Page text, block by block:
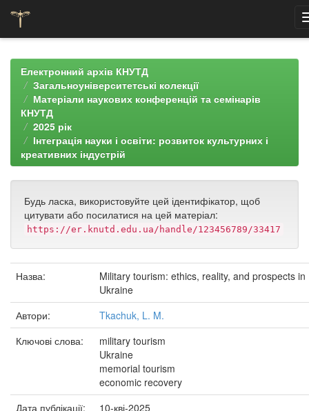
navigationЕлектронний архів КНУТД
Загальноуніверситетські колекції
Матеріали наукових конференцій та семінарів
КНУТД
2025 рік
Інтеграція науки і освіти: розвиток культурних і
креативних індустрій
Будь ласка, використовуйте цей ідентифікатор, щоб
цитувати або посилатися на цей матеріал:
https://er.knutd.edu.ua/handle/123456789/33417
Назва:
Military tourism: ethics, reality, and prospects in
Ukraine
Автори:
Tkachuk, L. M.
Ключові слова:
military tourism
Ukraine
memorial tourism
economic recovery
Дата публікації:
10-кві-2025